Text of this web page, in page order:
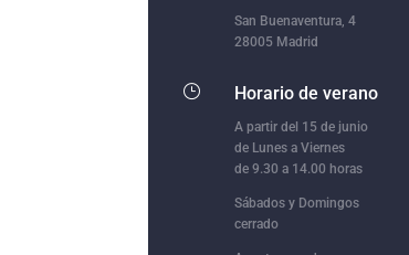
San Buenaventura, 4
28005 Madrid
} Horario de verano
A partir del 15 de junio
de Lunes a Viernes
de 9.30 a 14.00 horas
Sábados y Domingos
cerrado